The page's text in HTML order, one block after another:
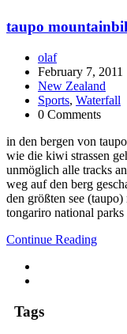
taupo
olaf
February 7, 2011
New Zealand
Sports, Waterfall
0 Comments
in den bergen von
wie die kiwi strassen
unmöglich alle tracks
weg auf den berg
den größten see
tongariro national
Continue Reading
Tags